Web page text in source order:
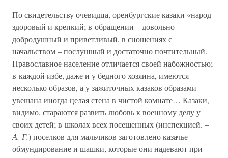
По свидетельству очевидца, оренбургские казаки «народ
здоровый и крепкий; в обращении – довольно
добродушный и приветливый, в сношениях с
начальством – послушный и достаточно почтительный.
Православное население отличается своей набожностью;
в каждой избе, даже и у бедного хозяина, имеются
несколько образов, а у зажиточных казаков образами
увешана иногда целая стена в чистой комнате… Казаки,
видимо, стараются развить любовь к военному делу у
своих детей; в школах всех посещенных (инспекцией. –
А. Г.) поселков для мальчиков заготовлено казачье
обмундирование и шашки, которые они надевают при